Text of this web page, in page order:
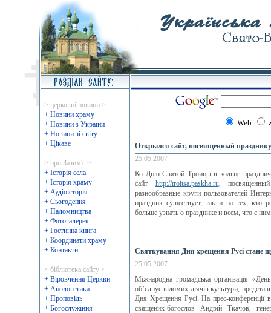
> церковні новини >
+ Новини храму
+ Новини з України
+ Новини зі світу
+ Цікаве
> про Зазим'є >
+ Історія села
+ Історія храму
+ Аудіоісторія
+ Сьогодення
+ Паломництва
+ Фотогалерея
+ Гостинна книга
+ Координати храму
+ Контакти
> бібліотека сайту >
+ Віровчення Церкви
+ Апологетика
+ Проповідь
+ Богослужіння
Web
Открылся сайт, посвященный
25.05.2007
Ко Дню Святой Троицы в кольце
сайт http://troitsa.paskha.ru,
разнообразные круги пользователей
праздник существует, так и на тех, кто
больше узнать о празднике и всем, что с
Святкування Дня хрещення Русі стане
25.05.2007
Міжнародна громадська організація
об’єднує відомих діячів культури,
Дня Хрещення Русі. На прес-конференції
священик-богослов Андрій Ткачов,